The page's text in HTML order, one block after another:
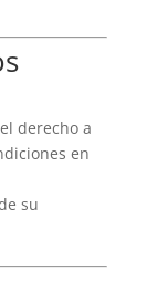
derecho a
en
su